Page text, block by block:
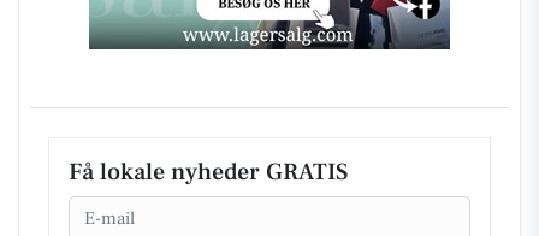
Få lokale nyheder GRATIS
Email